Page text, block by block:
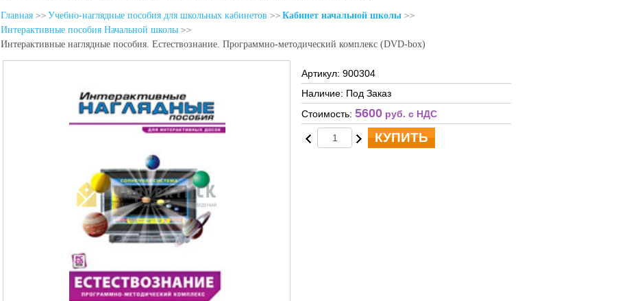
Главная Учебно-наглядные пособия для школьных кабинетов
Кабинет начальной школы
Интерактивные пособия Начальной школы
Интерактивные наглядные пособия. Естествознание. Программно-методический комплекс (DVD-box)
Артикул: 900304
Наличие: Под Заказ
Стоимость: 5600 руб. c НДС
КУПИТЬ